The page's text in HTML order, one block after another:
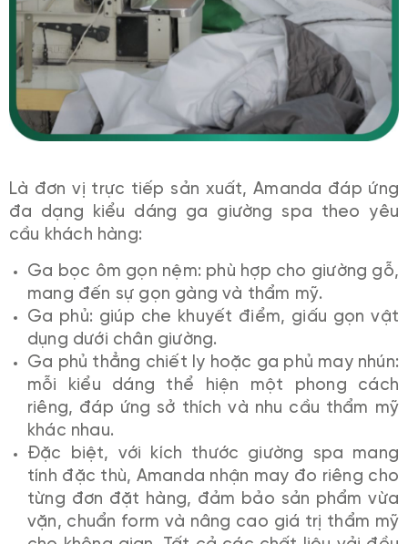
Là đơn vị trực tiếp sản xuất, Amanda đáp ứng
đa dạng kiểu dáng ga giường spa theo yêu
cầu khách hàng:
Ga bọc ôm gọn nệm: phù hợp cho giường gỗ,
mang đến sự gọn gàng và thẩm mỹ.
Ga phủ: giúp che khuyết điểm, giấu gọn vật
dụng dưới chân giường.
Ga phủ thẳng chiết ly hoặc ga phủ may nhún:
mỗi kiểu dáng thể hiện một phong cách
riêng, đáp ứng sở thích và nhu cầu thẩm mỹ
khác nhau.
Đặc biệt, với kích thước giường spa mang
tính đặc thù, Amanda nhận may đo riêng cho
từng đơn đặt hàng, đảm bảo sản phẩm vừa
vặn, chuẩn form và nâng cao giá trị thẩm mỹ